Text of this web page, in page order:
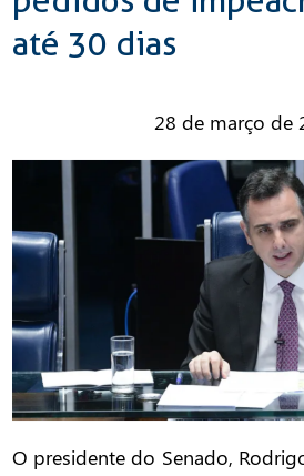
até 30 dias
28 de março de
O presidente do Senado,